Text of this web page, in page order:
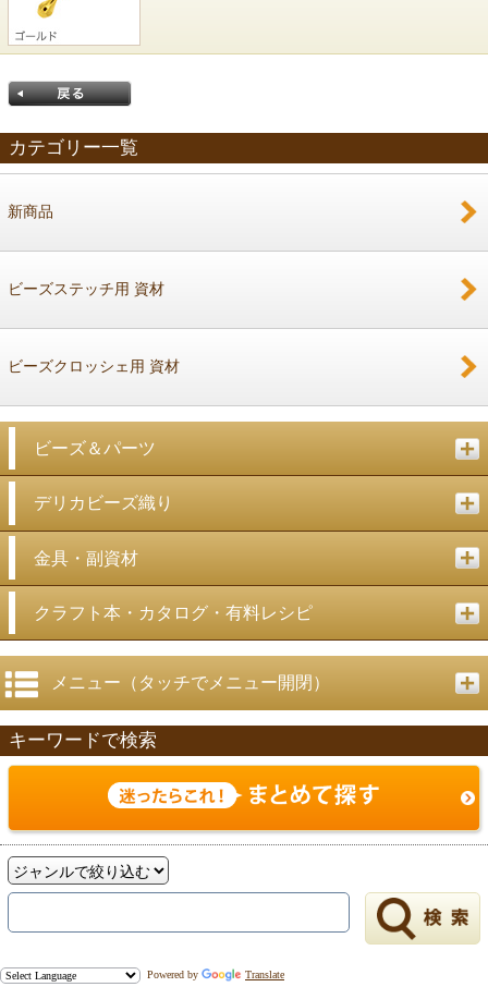
カテゴリー一覧
新商品
ビーズステッチ用 資材
ビーズクロッシェ用 資材
ビーズ＆パーツ
デリカビーズ織り
金具・副資材
クラフト本・カタログ・有料レシピ
メニュー（タッチでメニュー開閉）
キーワードで検索
Powered by Translate